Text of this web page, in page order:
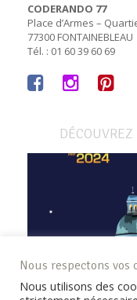
CODERANDO 77
Place d’Armes –
77300 FONTAINEBLEAU
Tél. : 01 60 39 60 69
Nous respectons vos
Nous utilisons des